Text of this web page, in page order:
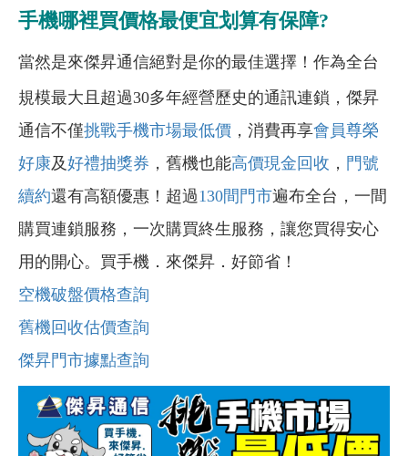
手機哪裡買價格最便宜划算有保障?
當然是來傑昇通信絕對是你的最佳選擇！作為全台
規模最大且超過30多年經營歷史的通訊連鎖，傑昇
通信不僅挑戰手機市場最低價 ，消費再享會員尊榮
好康及好禮抽獎券 ，舊機也能高價現金回收 ， 門號
續約還有高額優惠！超過130間門市遍布全台，一間
購買連鎖服務，一次購買終生服務，讓您買得安心
用的開心。買手機．來傑昇．好節省！
空機破盤價格查詢
舊機回收估價查詢
傑昇門市據點查詢